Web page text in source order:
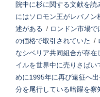
院中に杉に関する文献を
にはソロモン王がレバノ
述がある / ロンドン市場
の価格で取引されていた /
なシベリア共同組合が存在
イルを世界中に売りさばい
めに1995年に再び遠征へ
分を尾行している暗躍を察